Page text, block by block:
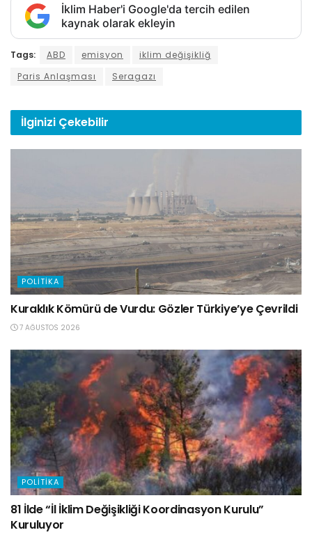
İklim Haber'i Google'da tercih edilen
kaynak olarak ekleyin
Tags: ABD emisyon
iklim değişikliğ
Paris Anlaşması
Seragazı
İlginizi Çekebilir
POLITIKA
Kuraklık Kömürü de Vurdu: Gözler Türkiye’ye Çevrildi
7 AĞUSTOS 2026
POLITIKA
81 İlde “İl İklim Değişikliği Koordinasyon Kurulu”
Kuruluyor